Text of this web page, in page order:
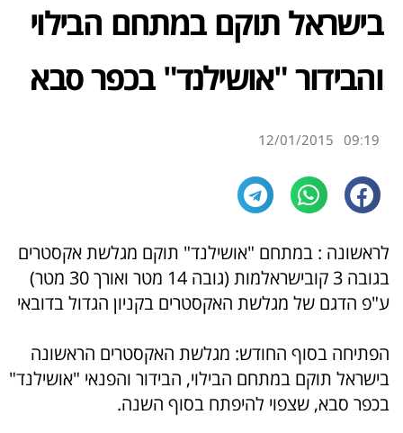
בישראל תוקם במתחם הבילוי
והבידור "אושילנד" בכפר סבא
09:19
12/01/2015
לראשונה : במתחם "אושילנד" תוקם מגלשת אקסטרים
בגובה 3 קובישראלמות (גובה 14 מטר ואורך 30 מטר)
ע"פ הדגם של מגלשת האקסטרים בקניון הגדול בדובאי
הפתיחה בסוף החודש: מגלשת האקסטרים הראשונה
בישראל תוקם במתחם הבילוי, הבידור והפנאי "אושילנד"
בכפר סבא, שצפוי להיפתח בסוף השנה.